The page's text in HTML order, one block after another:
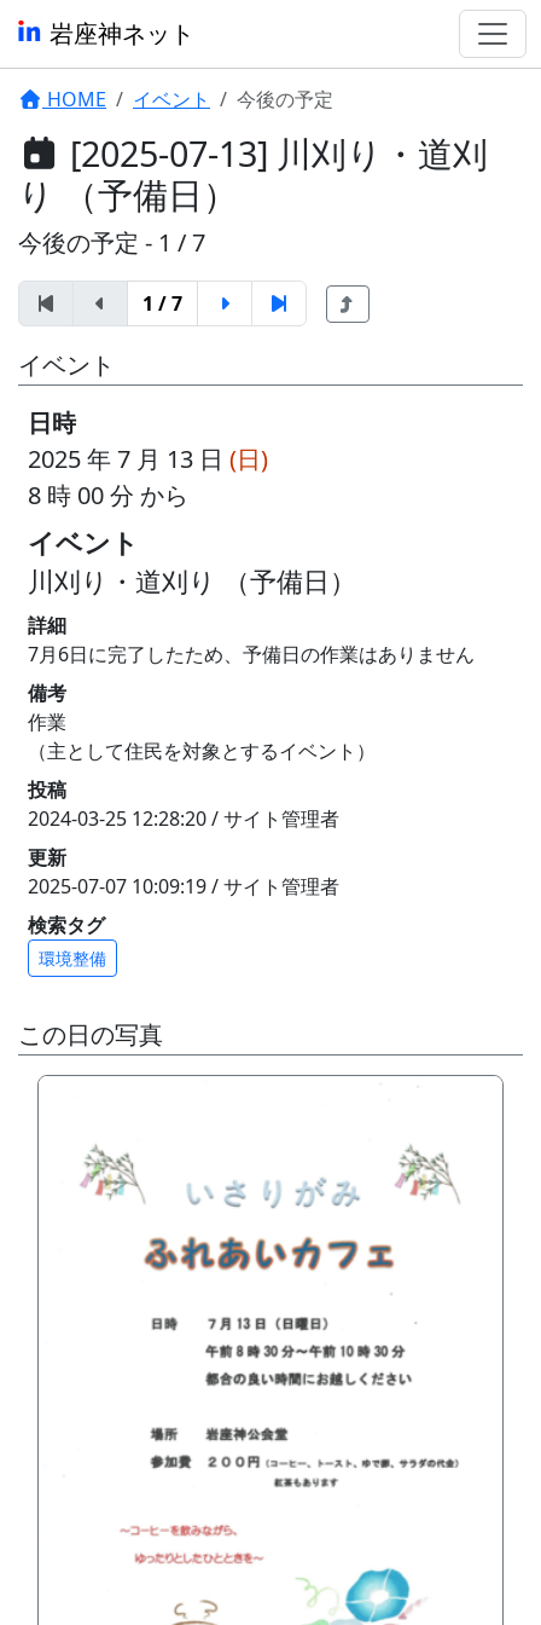
岩座神ネット
HOME イベント 今後の予定
[2025-07-13] 川刈り・道刈
り （予備日）
今後の予定 - 1 / 7
1 / 7
イベント
日時
2025 年 7 月 13 日 (日)
8 時 00 分 から
イベント
川刈り・道刈り （予備日）
詳細
7月6日に完了したため、予備日の作業はありません
備考
作業
（主として住民を対象とするイベント）
投稿
2024-03-25 12:28:20 / サイト管理者
更新
2025-07-07 10:09:19 / サイト管理者
検索タグ
環境整備
この日の写真